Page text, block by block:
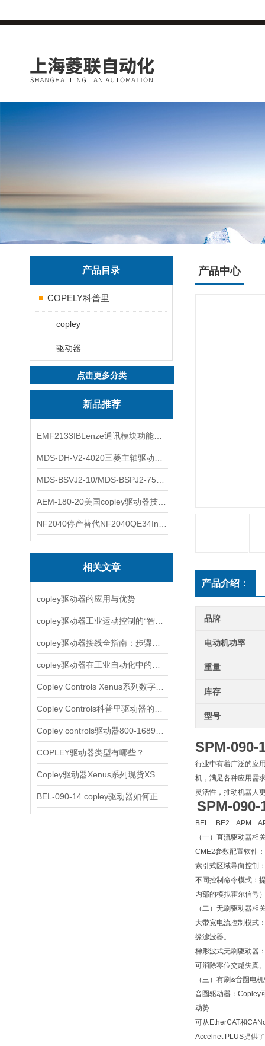
产品目录
COPELY科普里
copley
驱动器
点击更多分类
新品推荐
相关文章
copley驱动器的应用与优势
COPLEY驱动器类型有哪些？
产品中心
产品介绍：
品牌
电动机功率
重量
库存
型号
SPM-090-
行业中有着广泛的应
机，满足各种应用需
灵活性，推动机器人
SPM-
BEL BE2 APM
（一）直流驱动器相
CME2参数配置软件
索引式区域导向控制
不同控制命令模式：
内部的模拟霍尔信号
（二）无刷驱动器相
大带宽电流控制模式
缘滤波器。
梯形波式无刷驱动器
可消除零位交越失真
（三）有刷&音圈电
音圈驱动器：Copley
动势
可从EtherCAT和
Accelnet PLUS提供